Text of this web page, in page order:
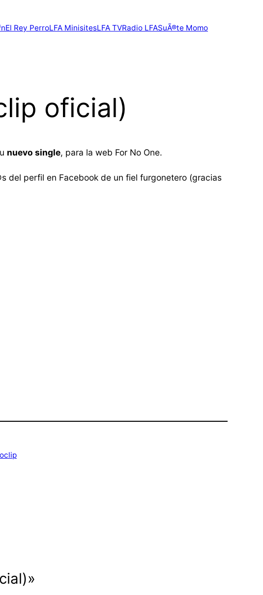
El Rey PerroLFA MinisitesLFA TVRadio LFASuÃ®te Momo
oficial)
nuevo single, para la web For No One.
del perfil en Facebook de un fiel furgonetero (gracias